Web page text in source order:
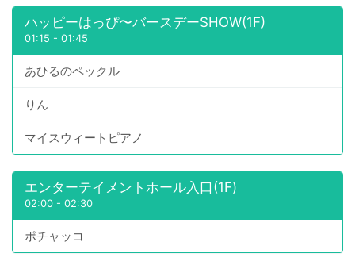
ハッピーはっぴ〜バースデーSHOW(1F)
01:15 - 01:45
あひるのペックル
りん
マイスウィートピアノ
エンターテイメントホール入口(1F)
02:00 - 02:30
ポチャッコ